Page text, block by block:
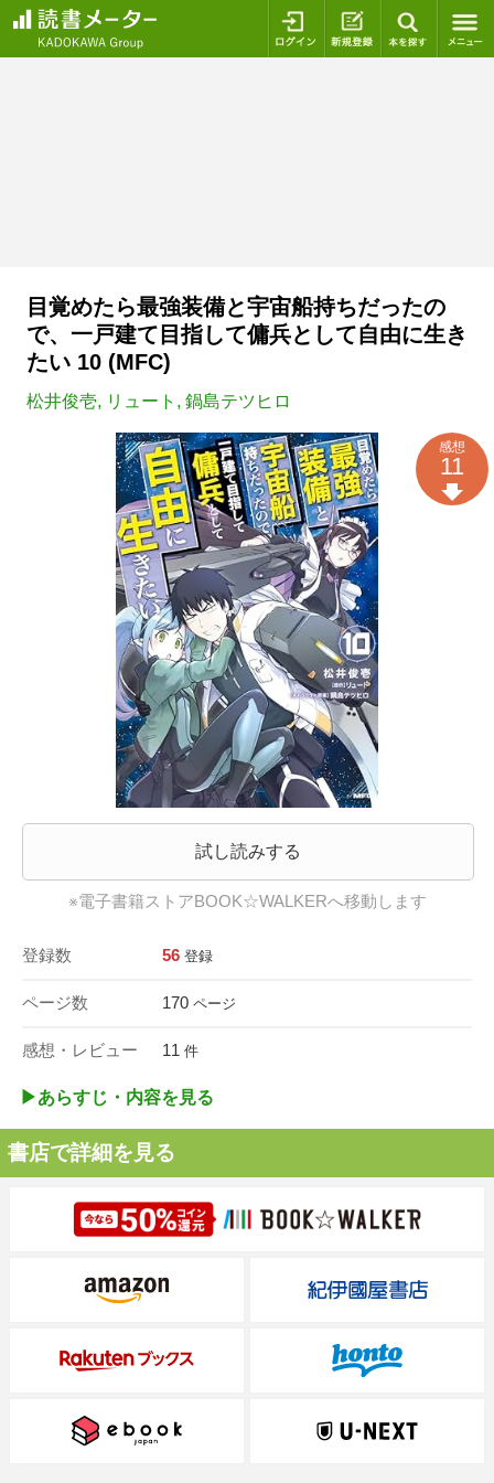
ログイン 新規登録
目覚めたら最強装備と宇宙船持ちだったの
で、一戸建て目指して傭兵として自由に生き
たい 10 (MFC)
松井俊壱, リュート , 鍋島テツヒロ
試し読みする
※電子書籍ストアBOOK☆WALKERへ移動します
登録数 56 登録
ページ数 170 ページ
感想・レビュー 11 件
感想
11
▶︎あらすじ・内容を見る
書店で詳細を見る